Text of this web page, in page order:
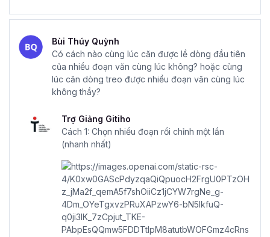
Bùi Thúy Quỳnh
Có cách nào cùng lúc căn được lề dòng đầu tiên
của nhiều đoạn văn cùng lúc không? hoặc cùng
lúc căn dòng treo được nhiều đoạn văn cùng lúc
không thầy?
Trợ Giảng Gitiho
Cách 1: Chọn nhiều đoạn rồi chỉnh một lần
(nhanh nhất)